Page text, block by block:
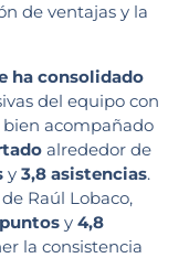
de ventajas y la
ha consolidado
del equipo con
bien acompañado
alrededor de
y 3,8 asistencias.
Raúl Lobaco,
puntosy 4,8
la consistencia